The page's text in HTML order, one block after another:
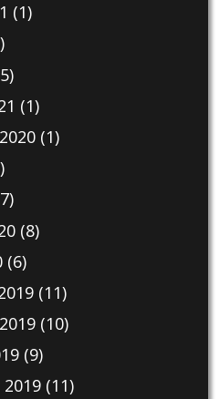
(1)
(1)
(1)
(8)
(6)
(11)
(10)
(9)
(11)